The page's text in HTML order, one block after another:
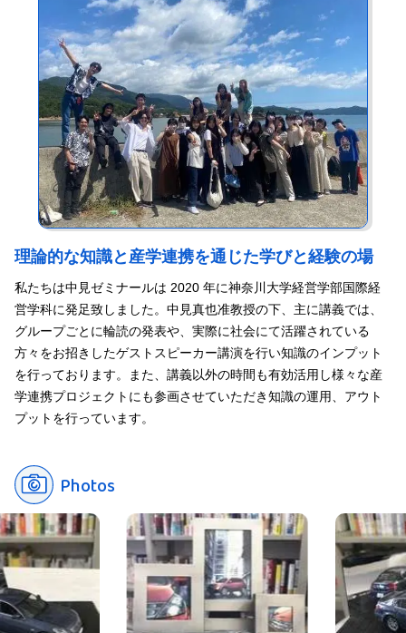
ングを学ぶ上で重要な視点、それは、外から日本を見る視点、そ
して、日本から外を見る視点、すなわち、「グローバル」、「ロ
ーカル」両方の視点を併せ持つことが今後重要となるのです。そ
の際、語学の重要性は欠かせません。是非、 学生時代に、授業や
ゼミ、そして、留学等を通じ、“グローカル”な人材に育っていって
欲しいと切に願っています。
れ」ということわざがあります。学生時代にたくさんのことを経
験して、「これだけは誰にも負けない」という大好きなことを探
し続けてください。それが、将来やりたい仕事になると思うので
理論的な知識と産学連携を通じた学びと経験の場
私たちは中見ゼミナールは 2020 年に神奈川大学経営学部国際経
営学科に発足致しました。中見真也准教授の下、主に講義では、
グループごとに輪読の発表や、実際に社会にて活躍されている
方々をお招きしたゲストスピーカー講演を行い知識のインプット
を行っております。また、講義以外の時間も有効活用し様々な産
学連携プロジェクトにも参画させていただき知識の運用、アウト
プットを行っています。
Photos